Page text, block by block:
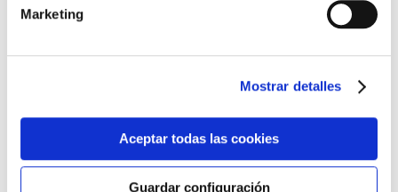
Marketing
Mostrar detalles
Aceptar todas las cookies
Guardar configuración
barniz multiadherente en base agua. En zonas de
fuegos, se recomienda proteger con placas, silestone,
dado que el frotar en exceso dañaría el papel. Su
colocación es cola en la pared y tira en seco, sin
colocación es fácil rápida y sencilla.